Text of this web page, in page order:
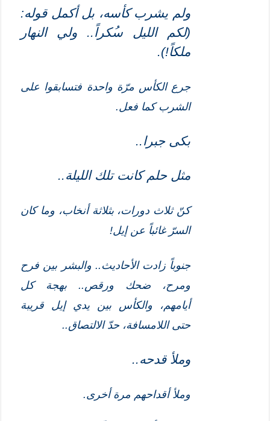
ولم يشرب كأسه، بل أكمل قوله:
(لكم الليل سكراً.. ولي النهار
ملكاً!).
جرع الكأس مرّة واحدة فتسابقوا على
الشرب كما فعل.
بكى جبرا..
مثل حلم كانت تلك الليلة..
كنّ ثلاث دورات، بثلاثة أنخاب، وما كان
السرّ غائباً عن إيل!
جنوباً زادت الأحاديث.. والبشر بين فرح
ومرح، ضحك ورقص.. بهجة كل
أيامهم، والكأس بين يدي إيل قريبة
حتى اللامسافة، حدّ الالتصاق..
وملأ قدحه..
وملأ أقداحهم مرة أخرى.